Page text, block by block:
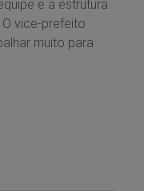
e a estrutura
vice-prefeito
muito para